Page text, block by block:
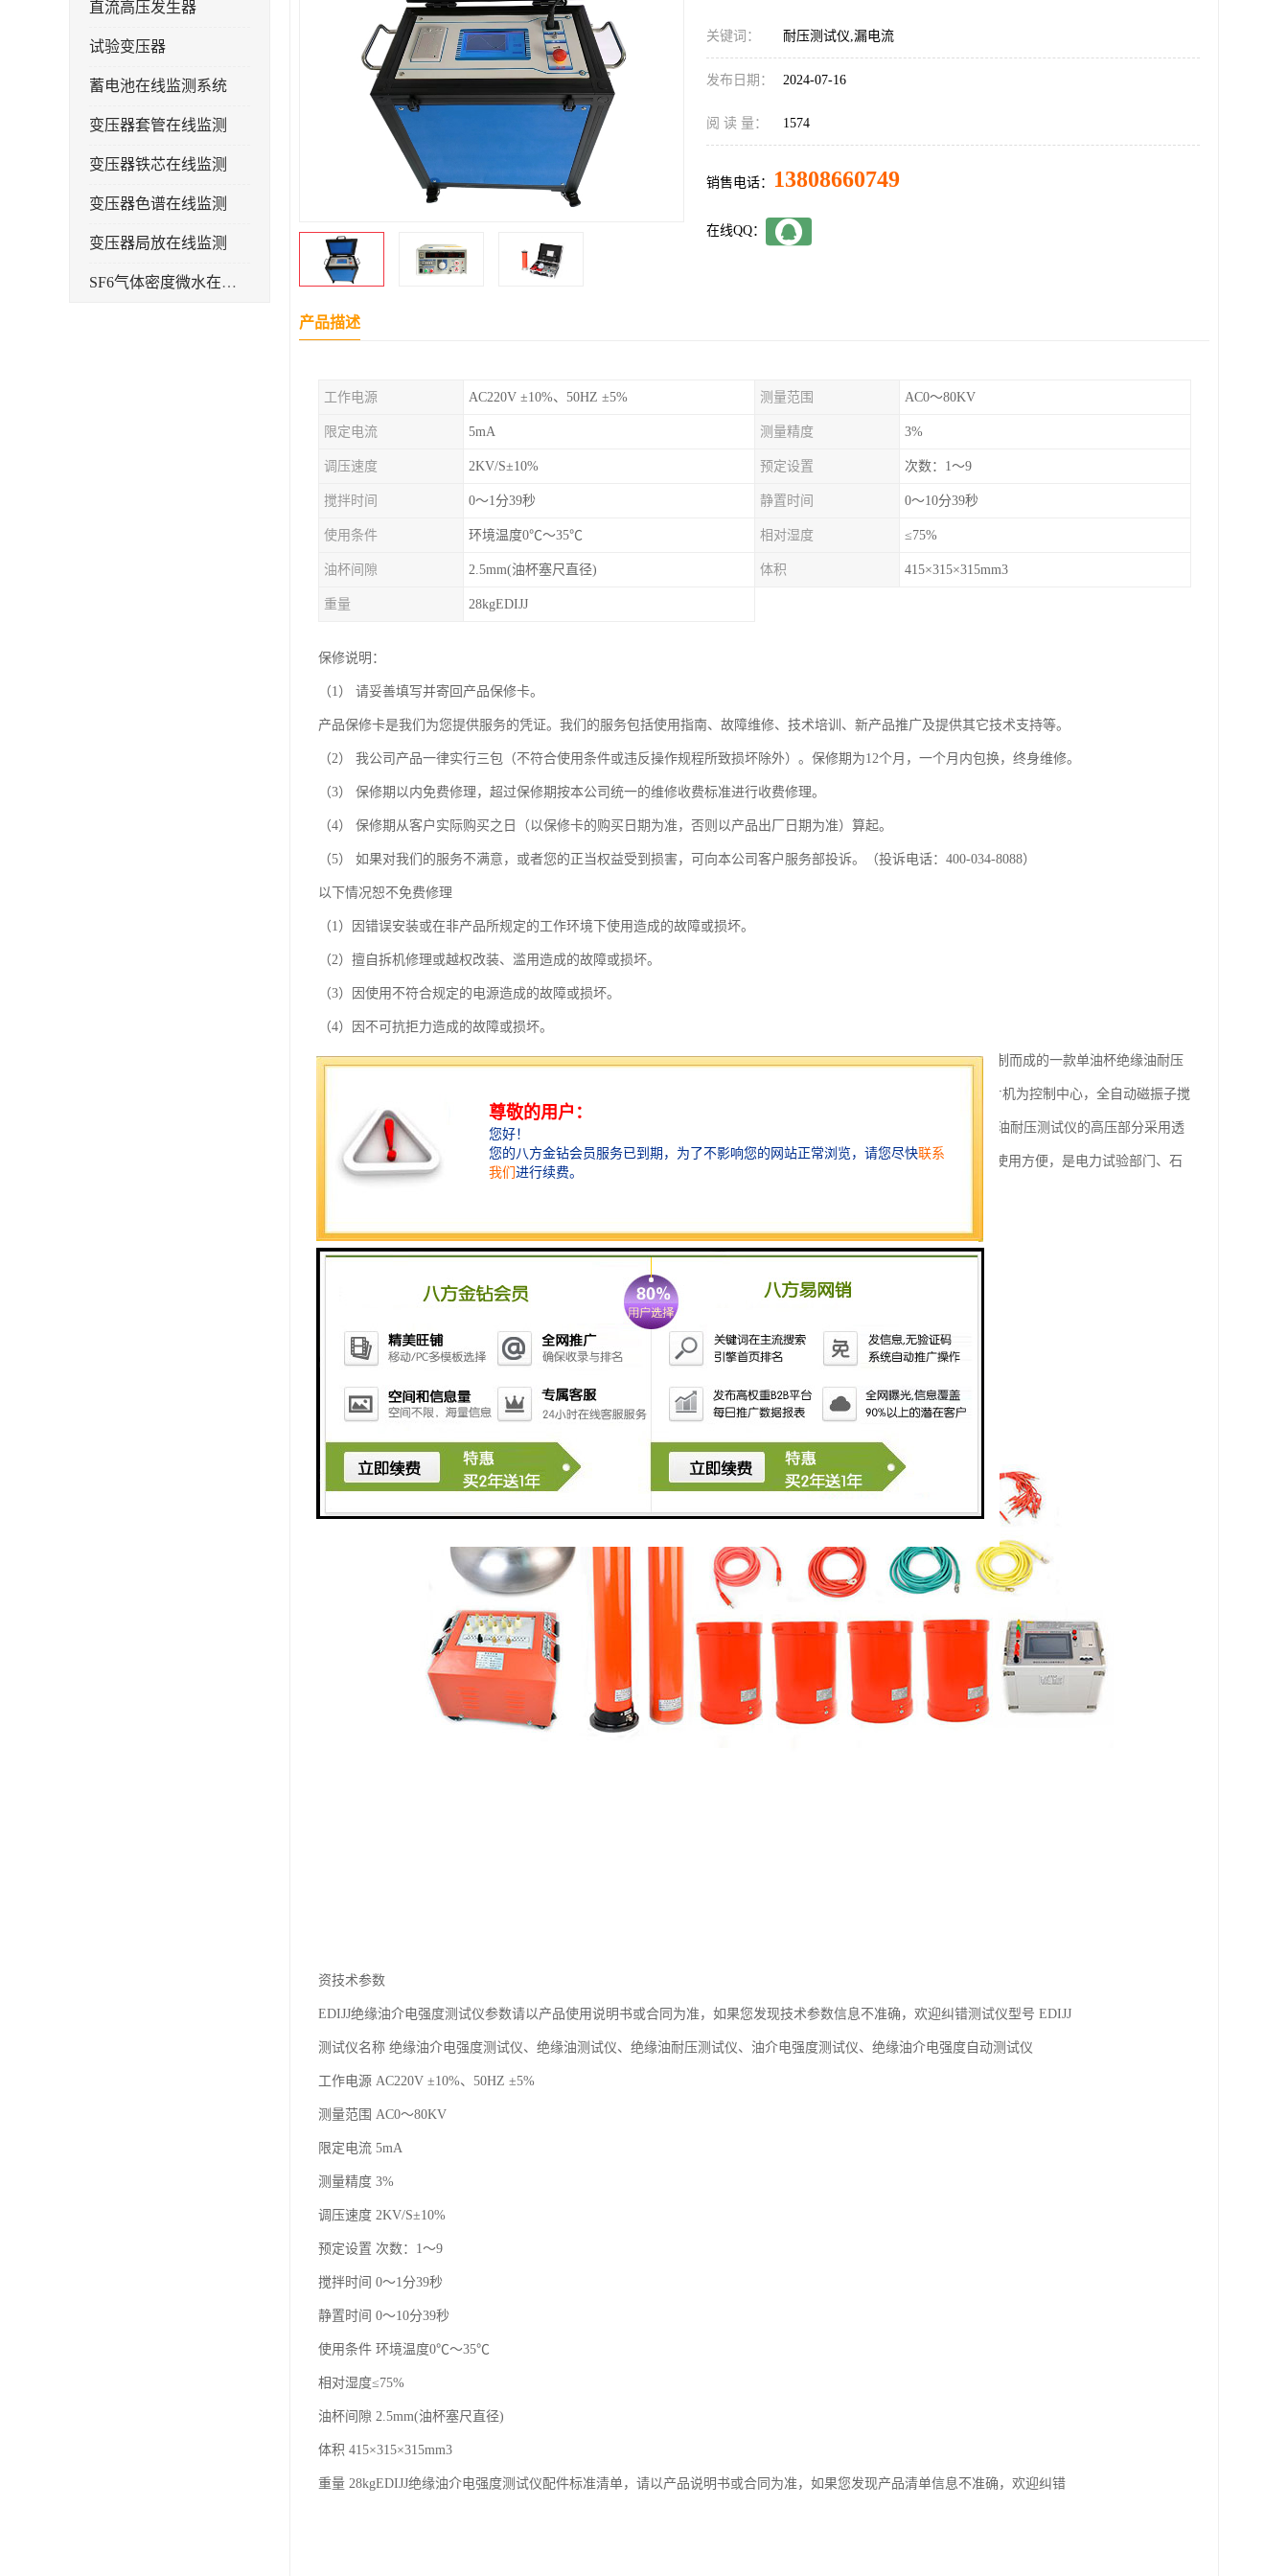
直流高压发生器
试验变压器
蓄电池在线监测系统
变压器套管在线监测
变压器铁芯在线监测
变压器色谱在线监测
变压器局放在线监测
SF6气体密度微水在线监测系统
关键词： 耐压测试仪,漏电流
发布日期： 2024-07-16
阅 读 量： 1574
销售电话： 13808660749
在线QQ：
产品描述
工作电源 AC220V ±10%、50HZ ±5% 测量范围 AC0～80KV
限定电流 5mA 测量精度 3%
调压速度 2KV/S±10% 预定设置 次数：1～9
搅拌时间 0～1分39秒 静置时间 0～10分39秒
使用条件 环境温度0℃～35℃ 相对湿度 ≤75%
油杯间隙 2.5mm(油杯塞尺直径) 体积 415×315×315mm3
重量 28kgEDIJJ
保修说明：
（1） 请妥善填写并寄回产品保修卡。
产品保修卡是我们为您提供服务的凭证。我们的服务包括使用指南、故障维修、技术培训、新产品推广及提供其它技术支持等。
（2） 我公司产品一律实行三包（不符合使用条件或违反操作规程所致损坏除外）。保修期为12个月，一个月内包换，终身维修。
（3） 保修期以内免费修理，超过保修期按本公司统一的维修收费标准进行收费修理。
（4） 保修期从客户实际购买之日（以保修卡的购买日期为准，否则以产品出厂日期为准）算起。
（5） 如果对我们的服务不满意，或者您的正当权益受到损害，可向本公司客户服务部投诉。（投诉电话：400-034-8088）
以下情况恕不免费修理
（1）因错误安装或在非产品所规定的工作环境下使用造成的故障或损坏。
（2）擅自拆机修理或越权改装、滥用造成的故障或损坏。
（3）因使用不符合规定的电源造成的故障或损坏。
（4）因不可抗拒力造成的故障或损坏。
EDIJJ绝缘油耐压测试仪是鼎升电力研发中心根据标准GB/T507-2002、电力行业DL/T846.7-2004以及现场使用要求研制而成的一款单油杯绝缘油耐压
测试仪，EDIJJ绝缘油耐压测试仪采用自动调压器零位启动，保护人身安全，标配400ml标准油杯，控制部分采用单片机为控制中心，全自动磁振子搅
拌，消除油样的不均匀和气泡，预先设定搅拌时间，静置时间和试验次数，试验过程由微机自动运行控制，80S绝缘油耐压测试仪的高压部分采用透
明窗便于观察并有安全保护，全自动数据打印并且自动计算平均耐压电压值，EDIJJ绝缘油耐压测试仪，操作简易，使用方便，是电力试验部门、石
资技术参数
EDIJJ绝缘油介电强度测试仪参数请以产品使用说明书或合同为准，如果您发现技术参数信息不准确，欢迎纠错测试仪型号 EDIJJ
测试仪名称 绝缘油介电强度测试仪、绝缘油测试仪、绝缘油耐压测试仪、油介电强度测试仪、绝缘油介电强度自动测试仪
工作电源 AC220V ±10%、50HZ ±5%
测量范围 AC0～80KV
限定电流 5mA
测量精度 3%
调压速度 2KV/S±10%
预定设置 次数：1～9
搅拌时间 0～1分39秒
静置时间 0～10分39秒
使用条件 环境温度0℃～35℃
相对湿度≤75%
油杯间隙 2.5mm(油杯塞尺直径)
体积 415×315×315mm3
重量 28kgEDIJJ绝缘油介电强度测试仪配件标准清单，请以产品说明书或合同为准，如果您发现产品清单信息不准确，欢迎纠错